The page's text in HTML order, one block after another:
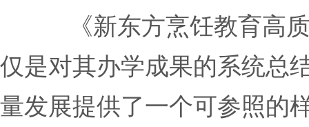
《新东方烹饪教育高
仅是对其办学成果的系统总
量发展提供了一个可参照的